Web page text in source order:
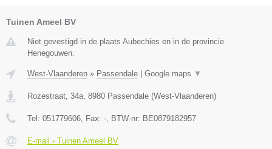
Tuinen Ameel BV
Niet gevestigd in de plaats Aubechies en in de provincie
Henegouwen.
West-Vlaanderen » Passendale Google maps ▼
Rozestraat, 34a, 8980 Passendale (West-Vlaanderen)
Tel: 051779606, Fax: -, BTW-nr: BE0879182957
E-mail › Tuinen Ameel BV